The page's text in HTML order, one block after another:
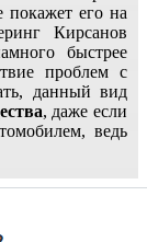
покажет его на
Кирсанов
быстрее
проблем с
данный вид
, даже если
ведь